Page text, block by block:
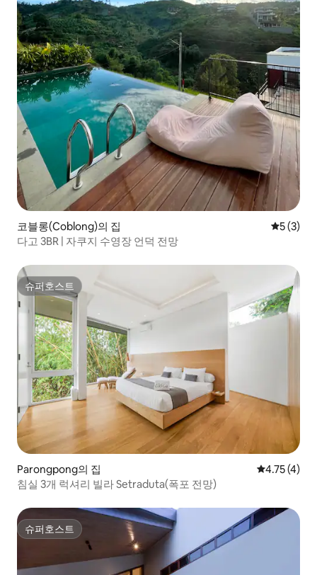
코블롱(Coblong)의 집 평점 5점
5 (3)
다고 3BR | 자쿠지 수영장 언덕 전망
슈퍼호스트
슈퍼호스트
Parongpong의 집 평점 4.75점
4.75 (4)
침실 3개 럭셔리 빌라 Setraduta(폭포 전망)
슈퍼호스트
슈퍼호스트